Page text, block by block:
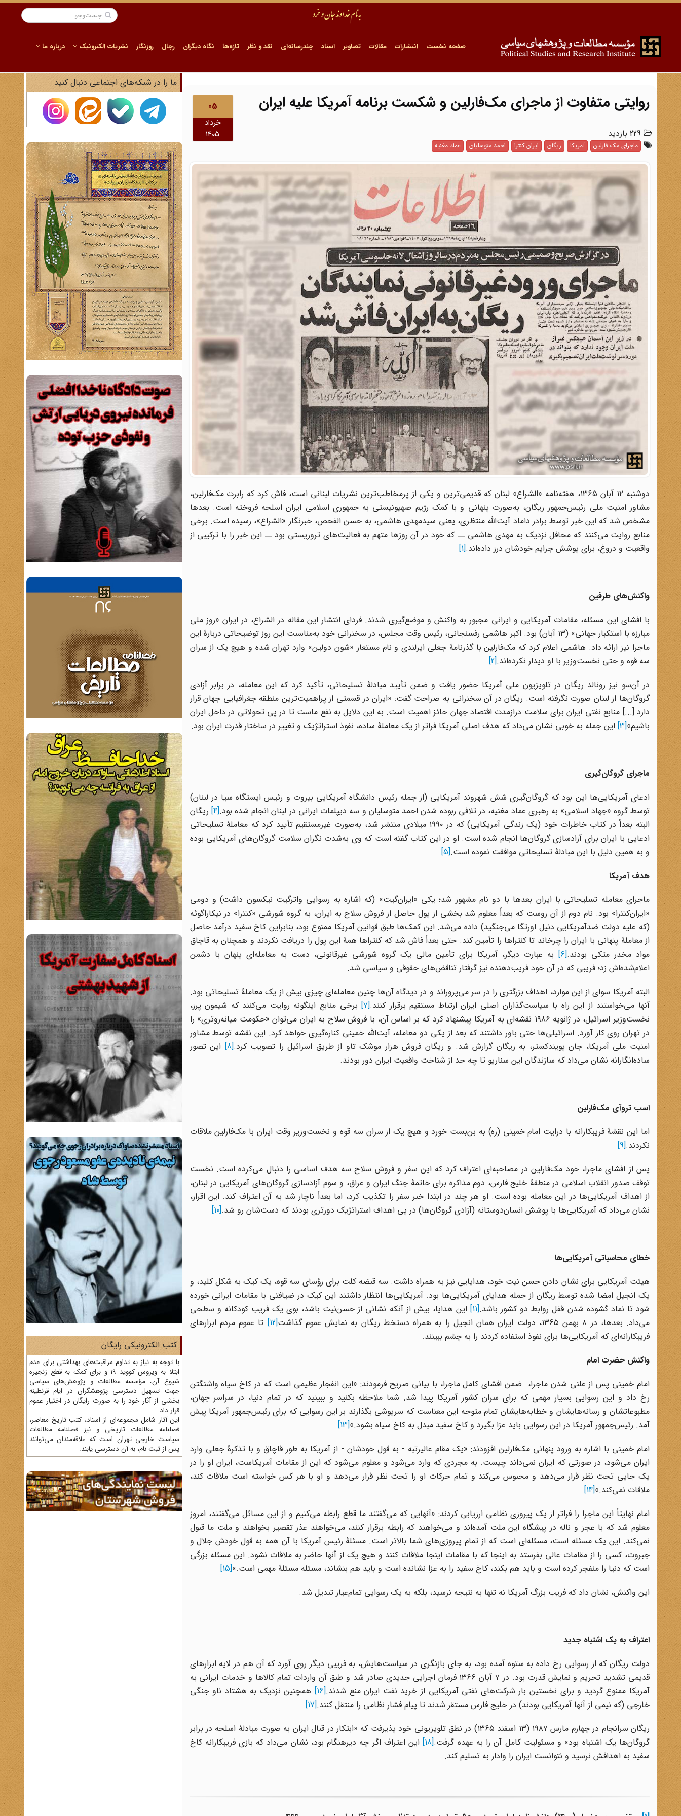
صفحه نخست انتشارات مقالات تصاویر اسناد چندرسانه‌ای نقد و نظر تازه‌ها نگاه دیگران رجال روزنگار نشریات الکترونیک درباره ما
05
خرداد
1405
روایتی متفاوت از ماجرای مک‌فارلین و شکست برنامه آمریکا علیه ایران
ماجرای مک فارلین آمریکا ریگان ایران کنترا احمد متوسلیان عماد مغنیه
دوشنبه ۱۲ آبان ۱۳۶۵، هفته‌نامه «الشراع» لبنان که قدیمی‌ترین و یکی از پرمخاطب‌ترین نشریات لبنانی است، فاش کرد که رابرت مک‌فارلین،
مشاور امنیت ملی رئیس‌جمهور ریگان، به‌صورت پنهانی و با کمک رژیم صهیونیستی به جمهوری اسلامی ایران اسلحه فروخته است. بعدها
مشخص شد که این خبر توسط برادر داماد آیت‌الله منتظری، یعنی سیدمهدی هاشمی، به حسن الفحص، خبرنگار «الشراع»، رسیده است. برخی
منابع روایت می‌کنند که محافل نزدیک به مهدی هاشمی ــ که خود در آن روزها متهم به فعالیت‌های تروریستی بود ــ این خبر را با ترکیبی از
واقعیت و دروغ، برای پوشش جرایم خودشان درز داده‌اند.[1]
واکنش‌های طرفین
با افشای این مسئله، مقامات آمریکایی و ایرانی مجبور به واکنش و موضع‌گیری شدند. فردای انتشار این مقاله در الشراع، در ایران «روز ملی
مبارزه با استکبار جهانی» (۱۳ آبان) بود. اکبر هاشمی رفسنجانی، رئیس وقت مجلس، در سخنرانی خود به‌مناسبت این روز توضیحاتی دربارهٔ این
ماجرا نیز ارائه داد. هاشمی اعلام کرد که مک‌فارلین با گذرنامۀ جعلی ایرلندی و نام مستعار «شون دولین» وارد تهران شده و هیچ یک از سران
سه قوه و حتی نخست‌وزیر با او دیدار نکرده‌اند.[2]
در آن‌سو نیز رونالد ریگان در تلویزیون ملی آمریکا حضور یافت و ضمن تأیید مبادلۀ تسلیحاتی، تأکید کرد که این معامله، در برابر آزادی
گروگان‌ها از لبنان صورت نگرفته است. ریگان در آن سخنرانی به صراحت گفت: «ایران در قسمتی از پراهمیت‌ترین منطقه جغرافیایی جهان قرار
دارد [...] منابع نفتی ایران برای سلامت درازمدت اقتصاد جهان حائز اهمیت است. به این دلایل به نفع ماست تا در پی تحولاتی در داخل ایران
باشیم»[3] این جمله به خوبی نشان می‌داد که هدف اصلی آمریکا فراتر از یک معاملۀ ساده، نفوذ استراتژیک و تغییر در ساختار قدرت ایران بود.
ماجرای گروگان‌گیری
ادعای آمریکایی‌ها این بود که گروگان‌گیری شش شهروند آمریکایی (از جمله رئیس دانشگاه آمریکایی بیروت و رئیس ایستگاه سیا در لبنان)
توسط گروه «جهاد اسلامی» به رهبری عماد مغنیه، در تلافی ربوده شدن احمد متوسلیان و سه دیپلمات ایرانی در لبنان انجام شده بود.[4]
ریگان
البته بعداً در کتاب خاطرات خود (یک زندگی آمریکایی) که در ۱۹۹۰ میلادی منتشر شد، به‌صورت غیرمستقیم تأیید کرد که معاملۀ تسلیحاتی
ادعایی با ایران برای آزادسازی گروگان‌ها انجام شده است. او در این کتاب گفته است که وی به‌شدت نگران سلامت گروگان‌های آمریکایی بوده
و به همین دلیل با این مبادلۀ تسلیحاتی موافقت نموده است.[5]
هدف آمریکا
ماجرای معامله تسلیحاتی با ایران بعدها با دو نام مشهور شد؛ یکی «ایران‌گیت» (که اشاره به رسوایی واترگیت نیکسون داشت) و دومی
«ایران‌کنترا» بود. نام دوم از آن روست که بعداً معلوم شد بخشی از پول حاصل از فروش سلاح به ایران، به گروه شورشی «کنترا» در نیکاراگوئه
(که علیه دولت ضدآمریکایی دنیل اورتگا می‌جنگید) داده می‌شد. این کمک‌ها طبق قوانین آمریکا ممنوع بود، بنابراین کاخ سفید درآمد حاصل
از معاملۀ پنهانی با ایران را چرخاند تا کنتراها را تأمین کند. حتی بعداً فاش شد که کنتراها همۀ این پول را دریافت نکردند و همچنان به قاچاق
مواد مخدر متکی بودند.[6]
به عبارت دیگر، آمریکا برای تأمین مالی یک گروه شورشی غیرقانونی، دست به معامله‌ای پنهان با دشمن
اعلام‌شده‌اش زد؛ فریبی که در آن خود فریب‌دهنده نیز گرفتار تناقض‌های حقوقی و سیاسی شد.
البته آمریکا سوای از این موارد، اهداف بزرگتری را در سر می‌پروراند و در دیدگاه آن‌ها چنین معامله‌ای چیزی بیش از یک معاملۀ تسلیحاتی بود.
آنها می‌خواستند از این راه با سیاست‌گذاران اصلی ایران ارتباط مستقیم برقرار کنند.[7] برخی منابع اینگونه روایت می‌کنند که شیمون پرز،
نخست‌وزیر اسرائیل، در ژانویه ۱۹۸۶ نقشه‌ای به آمریکا پیشنهاد کرد که بر اساس آن، با فروش سلاح به ایران می‌توان «حکومت میانه‌روتری» را
در تهران روی کار آورد. اسرائیلی‌ها حتی باور داشتند که بعد از یکی دو معامله، آیت‌الله خمینی کناره‌گیری خواهد کرد. این نقشه توسط مشاور
امنیت ملی آمریکا، جان پویندکستر، به ریگان گزارش شد. و ریگان فروش هزار موشک تاو از طریق اسرائیل را تصویب کرد.[8]
این تصور
ساده‌انگارانه نشان می‌داد که سازندگان این سناریو تا چه حد از شناخت واقعیت ایران دور بودند.
اسب تروآی مک‌فارلین
اما این نقشۀ فریبکارانه با درایت امام خمینی (ره) به بن‌بست خورد و هیچ یک از سران سه قوه و نخست‌وزیر وقت ایران با مک‌فارلین ملاقات
نکردند.[9]
پس از افشای ماجرا، خود مک‌فارلین در مصاحبه‌ای اعتراف کرد که این سفر و فروش سلاح سه هدف اساسی را دنبال می‌کرده است. نخست
توقف صدور انقلاب اسلامی در منطقۀ خلیج فارس، دوم مذاکره برای خاتمۀ جنگ ایران و عراق، و سوم آزادسازی گروگان‌های آمریکایی در لبنان،
از اهداف آمریکایی‌ها در این معامله بوده است. او هر چند در ابتدا خبر سفر را تکذیب کرد، اما بعداً ناچار شد به آن اعتراف کند. این اقرار،
نشان می‌داد که آمریکایی‌ها با پوشش انسان‌دوستانه (آزادی گروگان‌ها) در پی اهداف استراتژیک دورتری بودند که دست‌شان رو شد.[10]
خطای محاسباتی آمریکایی‌ها
هیئت آمریکایی برای نشان دادن حسن نیت خود، هدایایی نیز به همراه داشت. سه قبضه کلت برای رؤسای سه قوه، یک کیک به شکل کلید، و
یک انجیل امضا شده توسط ریگان از جمله هدایای آمریکایی‌ها بود. آمریکایی‌ها انتظار داشتند این کیک در ضیافتی با مقامات ایرانی خورده
شود تا نماد گشوده شدن قفل روابط دو کشور باشد.[11] این هدایا، بیش از آنکه نشانی از حسن‌نیت باشد، بوی یک فریب کودکانه و سطحی
می‌داد. بعدها، در ۸ بهمن ۱۳۶۵، دولت ایران همان انجیل را به همراه دستخط ریگان به نمایش عموم گذاشت
[12]
تا عموم مردم ابزارهای
فریبکارانه‌ای که آمریکایی‌ها برای نفوذ استفاده کردند را به چشم ببینند.
واکنش حضرت امام
امام خمینی پس از علنی شدن ماجرا، ضمن افشای کامل ماجرا، با بیانی صریح فرمودند: «این انفجار عظیمی است که در کاخ سیاه واشنگتن
رخ داد و این رسوایی بسیار مهمی که برای سران کشور آمریکا پیدا شد. شما ملاحظه بکنید و ببینید که در تمام دنیا، در سراسر جهان،
مطبوعاتشان و رسانه‌هایشان و خطابه‌هایشان تمام متوجه این معناست که سرپوشی بگذارند بر این رسوایی که برای رئیس‌جمهور آمریکا پیش
آمد. رئیس‌جمهور آمریکا در این رسوایی باید عزا بگیرد و کاخ سفید مبدل به کاخ سیاه بشود.»[13]
امام خمینی با اشاره به ورود پنهانی مک‌فارلین افزودند: «یک مقام عالیرتبه - به قول خودشان - از آمریکا به طور قاچاق و با تذکرۀ جعلی وارد
ایران می‌شود، در صورتی که ایران نمی‌داند چیست. به مجردی که وارد می‌شود و معلوم می‌شود که این از مقامات آمریکاست، ایران او را در
یک جایی تحت نظر قرار می‌دهد و محبوس می‌کند و تمام حرکات او را تحت نظر قرار می‌دهد و او با هر کس خواسته است ملاقات کند،
ملاقات نمی‌کند.»[14]
امام نهایتاً این ماجرا را فراتر از یک پیروزی نظامی ارزیابی کردند: «آنهایی که می‌گفتند ما قطع رابطه می‌کنیم و از این مسائل می‌گفتند، امروز
معلوم شد که با عجز و ناله در پیشگاه این ملت آمده‌اند و می‌خواهند که رابطه برقرار کنند، می‌خواهند عذر تقصیر بخواهند و ملت ما قبول
نمی‌کند. این یک مسئله است، مسئله‌ای است که از تمام پیروزی‌های شما بالاتر است. مسئلۀ رئیس آمریکا با آن همه به قول خودش جلال و
جبروت، کسی را از مقامات عالی بفرستد به اینجا که با مقامات اینجا ملاقات کنند و هیچ یک از آنها حاضر به ملاقات نشود. این مسئله بزرگی
است که دنیا را منفجر کرده است و باید هم بکند، کاخ سفید را به عزا نشانده است و باید هم بنشاند، مسئله مسئلۀ مهمی است.»[15]
این واکنش، نشان داد که فریب بزرگ آمریکا نه تنها به نتیجه نرسید، بلکه به یک رسوایی تمام‌عیار تبدیل شد.
اعتراف به یک اشتباه جدید
دولت ریگان که از رسوایی رخ داده به ستوه آمده بود، به جای بازنگری در سیاست‌هایش، به فریبی دیگر روی آورد که آن هم در لایه ابزارهای
قدیمی تشدید تحریم و نمایش قدرت بود. در ۷ آبان ۱۳۶۶ فرمان اجرایی جدیدی صادر شد و طبق آن واردات تمام کالاها و خدمات ایرانی به
آمریکا ممنوع گردید و برای نخستین بار شرکت‌های نفتی آمریکایی از خرید نفت ایران منع شدند.[16]
همچنین نزدیک به هشتاد ناو جنگی
خارجی (که نیمی از آنها آمریکایی بودند) در خلیج فارس مستقر شدند تا پیام فشار نظامی را منتقل کنند.[17]
ریگان سرانجام در چهارم مارس ۱۹۸۷ (۱۳ اسفند ۱۳۶۵) در نطق تلویزیونی خود پذیرفت که «ابتکار در قبال ایران به صورت مبادلۀ اسلحه در برابر
گروگان‌ها یک اشتباه بود» و مسئولیت کامل آن را به عهده گرفت.[18]
این اعتراف اگر چه دیرهنگام بود، نشان می‌داد که بازی فریبکارانه کاخ
سفید به اهدافش نرسید و نتوانست ایران را وادار به تسلیم کند.
ما را در شبکه‌های اجتماعی دنبال کنید
کتب الکترونیکی رایگان
با توجه به نیاز به تداوم مراقبت‌های بهداشتی برای عدم
ابتلا به ویروس کووید 19 و برای کمک به قطع زنجیره
شیوع آن، مؤسسه مطالعات و پژوهش‌های سیاسی
جهت تسهیل دسترسی پژوهشگران در ایام قرنطینه
بخشی از آثار خود را به صورت رایگان در اختیار عموم
قرار داد.
این آثار شامل مجموعه‌ای از اسناد، کتب تاریخ معاصر،
فصلنامه‌ مطالعات تاریخی و نیز فصلنامه مطالعات
سیاست خارجی تهران است که علاقه‌مندان می‌توانند
پس از ثبت نام، به آن دسترسی یابند.